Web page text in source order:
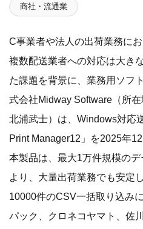
商社・流通業
C事業者や法人の出荷業務に
複数配送業者への対応は大き
た課題を背景に、業務用ソフ
式会社Midway Software（所
北浦武士）は、Windows対応
Print Manager12」を2025年
本製品は、最大1万件規模の
より、大量出荷業務でも安定
10000件のCSV一括取り込み
パック、クロネコヤマト、佐